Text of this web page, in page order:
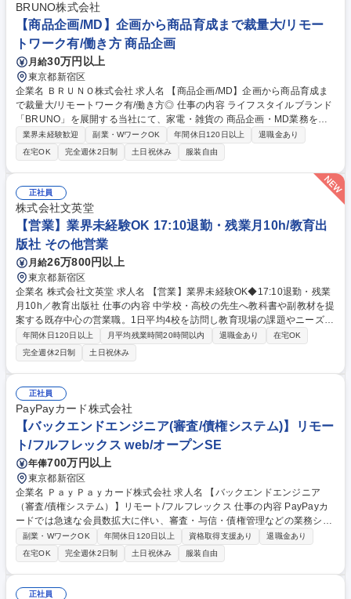
BRUNO株式会社
【商品企画/MD】企画から商品育成まで裁量大/リモー
トワーク有/働き方 商品企画
月給30万円以上
東京都新宿区
企業名 ＢＲＵＮＯ株式会社 求人名 【商品企画/MD】企画から商品育成ま
で裁量大/リモートワーク有/働き方◎ 仕事の内容 ライフスタイルブランド
「BRUNO」を展開する当社にて、家電・雑貨の 商品企画・MD業務を担
当いただきます。既存カテゴリの企画・開発からスタートし、将来的には
新たなヒット商品の創出等をお任せいたします。 ■市場調査・トレンド分
析に基づく商品企画立案 ■開発・デザイン・品質管理・販売部門との連携
推進 ■OEM/ODM工場との折衝・新規開拓・価格交渉 ■販売後の数値分
析・改善・リニューアル企画 ■企画～販売まで全工程の進行管理 募集職種
【商品企画/MD】企画から商品育成まで裁量大/リモートワーク有/働き方
◎
業界未経験歓迎 副業・WワークOK 年間休日120日以上
退職金あり
在宅OK
完全週休2日制 土日祝休み 服装自由
正社員
株式会社文英堂
【営業】業界未経験OK 17:10退勤・残業月10h/教育出
版社 その他営業
月給26万800円以上
東京都新宿区
企業名 株式会社文英堂 求人名 【営業】業界未経験OK◆17:10退勤・残業
月10h／教育出版社 仕事の内容 中学校・高校の先生へ教科書や副教材を提
案する既存中心の営業職。1日平均4校を訪問し教育現場の課題やニーズを
ヒアリング。現場の声を編集部へ共有し商品企画や販売戦略にも携わる現
場と社内を繋ぐ重要な役割。 【仕事の魅力】 現場の声を次の教材開発へ
反映できる面白さも魅力。月1～2回の宿泊出張があり程よい変化も楽しめ
ます。17:10退勤とスケジュール調整の自由度が高く、残業を抑えて自分
のペースで長く活躍できる、抜群の働きやすさです。 ※業務内容の変更の
範囲：当社業務全般 募集職種 【営業】業界未経験OK◆17:10退勤・残業
月10h／教育出版社
年間休日120日以上 月平均残業時間20時間以内 退職金あり
在宅OK
完全週休2日制
土日祝休み
正社員
PayPayカード株式会社
【バックエンドエンジニア(審査/債権システム)】リモー
ト/フルフレックス web/オープンSE
年俸700万円以上
東京都新宿区
企業名 ＰａｙＰａｙカード株式会社 求人名 【バックエンドエンジニア
（審査/債権システム）】リモート/フルフレックス 仕事の内容 PayPayカ
ードでは急速な会員数拡大に伴い、審査・与信・債権管理などの業務シス
テムに対する要求が年々高度化しています。従来のベンダー依存体制を脱
却～内製開発の強化に伴いエンジニアを増員募集しています。 本ポジショ
ンでは、PayPayカードの根幹を支える「審査システム」および「債権基
盤システム」の開発・改善に携わっていただきます。 リアルタイムな外部
API連携や大規模データ処理といった高い技術力が求められる環境で、高
副業・WワークOK 年間休日120日以上 資格取得支援あり
退職金あり
在宅OK
完全週休2日制 土日祝休み 服装自由
正社員